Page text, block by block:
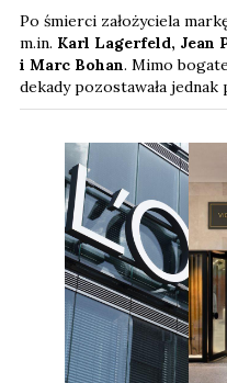
Po śmierci założyciela
m.in. Karl Lagerfeld, Jean
i Marc Bohan. Mimo
dekady pozostawała